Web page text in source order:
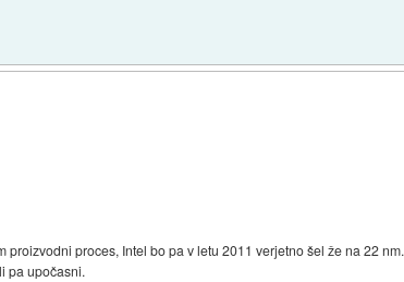
proces, Intel bo pa v letu 2011 verjetno šel že na 22 nm.
pa upočasni.